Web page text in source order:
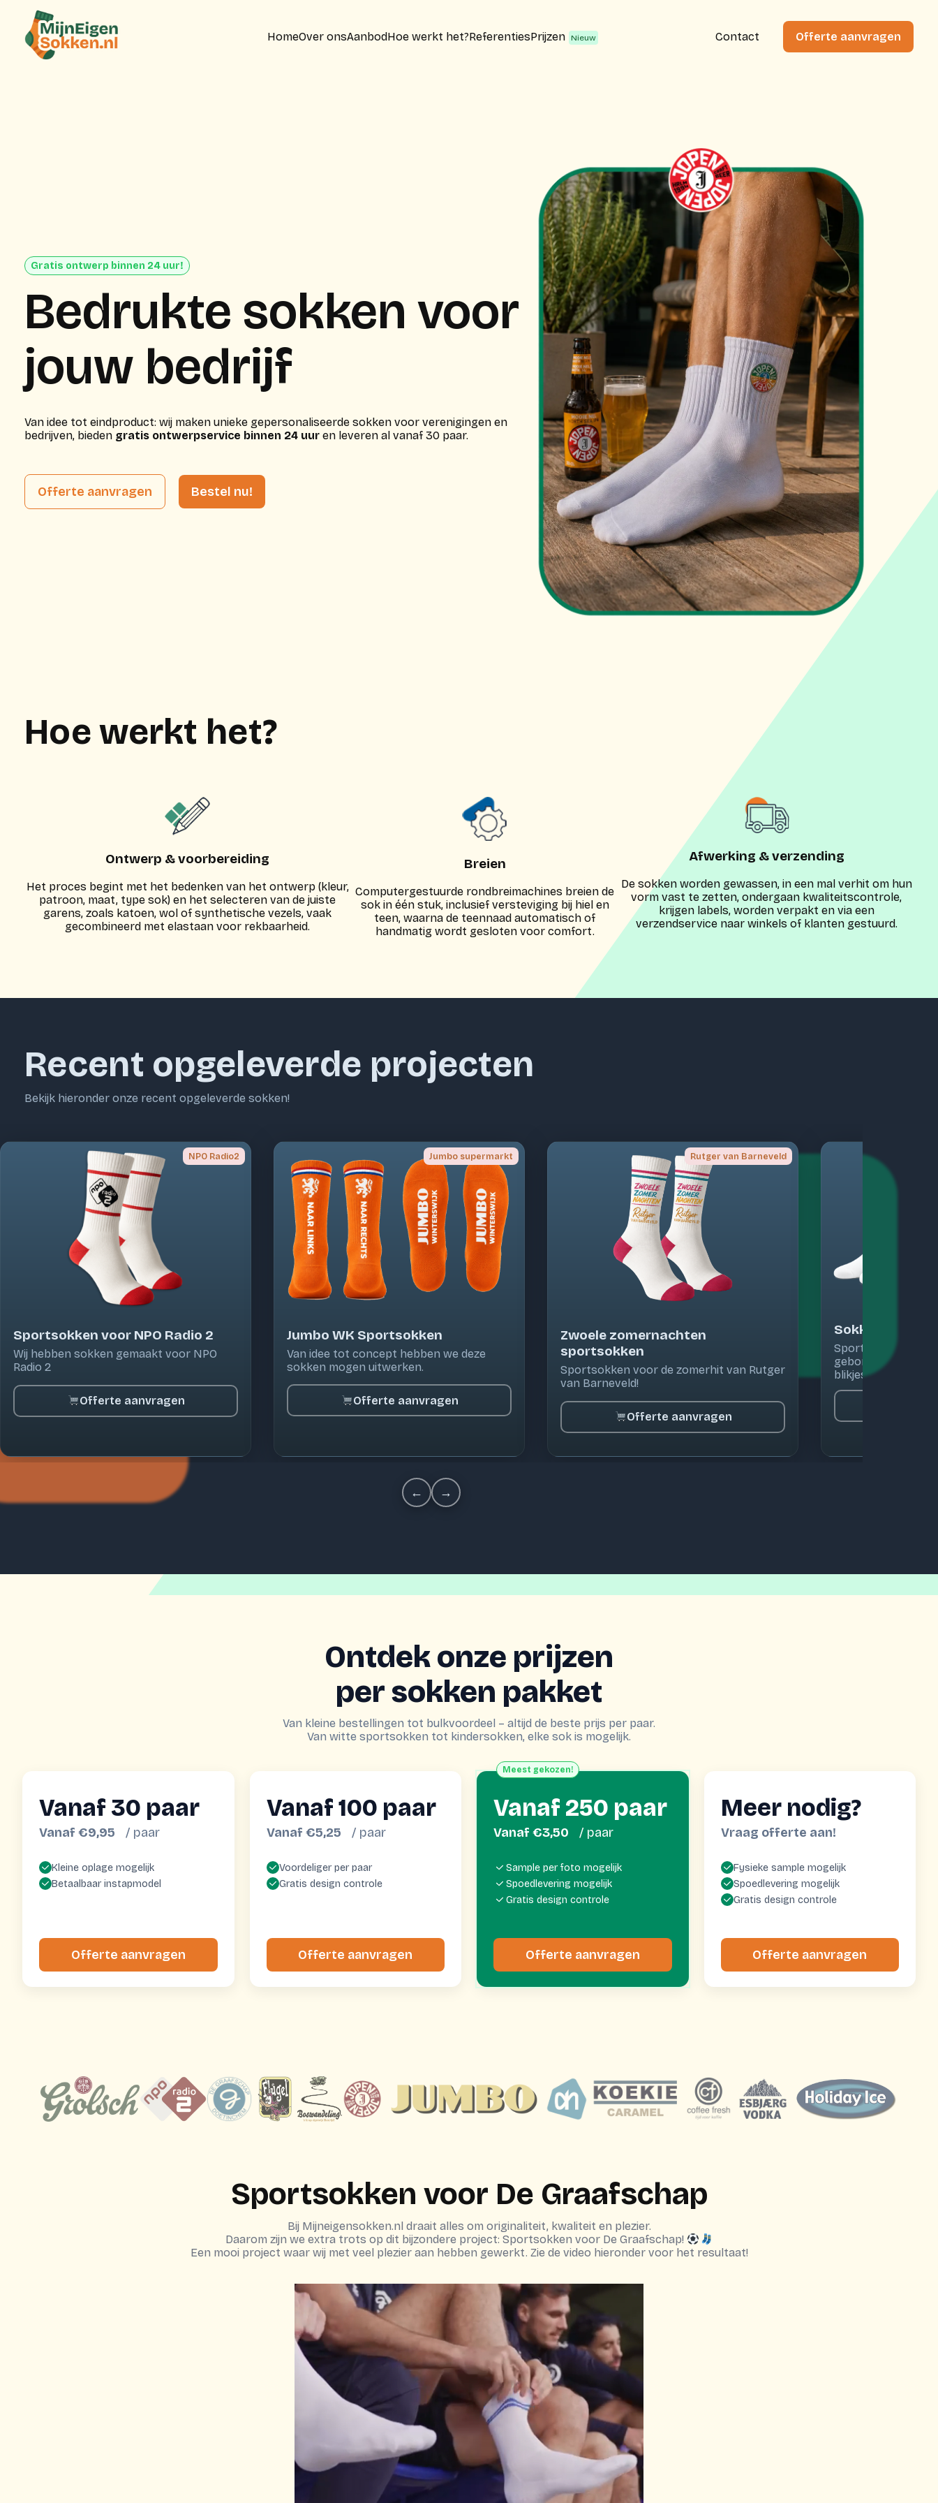
HomeOver onsAanbodHoe werkt het?ReferentiesPrijzen Contact Offerte aanvragen
Gratis ontwerp binnen 24 uur!
Bedrukte sokken voor
jouw bedrijf
Van idee tot eindproduct: wij maken unieke gepersonaliseerde sokken voor verenigingen en
bedrijven, bieden gratis ontwerpservice binnen 24 uur en leveren al vanaf 30 paar.
Offerte aanvragen Bestel nu!
Hoe werkt het?
Ontwerp & voorbereiding
Het proces begint met het bedenken van het ontwerp (kleur,
patroon, maat, type sok) en het selecteren van de juiste
garens, zoals katoen, wol of synthetische vezels, vaak
gecombineerd met elastaan voor rekbaarheid.
Breien
Computergestuurde rondbreimachines breien de
sok in één stuk, inclusief versteviging bij hiel en
teen, waarna de teennaad automatisch of
handmatig wordt gesloten voor comfort.
Afwerking & verzending
De sokken worden gewassen, in een mal verhit om hun
vorm vast te zetten, ondergaan kwaliteitscontrole,
krijgen labels, worden verpakt en via een
verzendservice naar winkels of klanten gestuurd.
Recent opgeleverde projecten
Bekijk hieronder onze recent opgeleverde sokken!
NPO Radio2
Sportsokken voor NPO Radio 2
Wij hebben sokken gemaakt voor NPO
Radio 2
Offerte aanvragen
Jumbo supermarkt
Jumbo WK Sportsokken
Van idee tot concept hebben we deze
sokken mogen uitwerken.
Offerte aanvragen
Rutger van Barneveld
Zwoele zomernachten
sportsokken
Sportsokken voor de zomerhit van Rutger
van Barneveld!
Offerte aanvragen
Sokken voor
Sportsokken met
geborduurd op de
blikjes bier
← →
Ontdek onze prijzen
per sokken pakket
Van kleine bestellingen tot bulkvoordeel – altijd de beste prijs per paar.
Van witte sportsokken tot kindersokken, elke sok is mogelijk.
Vanaf 30 paar
Vanaf €9,95 / paar
Kleine oplage mogelijk
Betaalbaar instapmodel
Offerte aanvragen
Vanaf 100 paar
Vanaf €5,25 / paar
Voordeliger per paar
Gratis design controle
Offerte aanvragen
Meest gekozen!
Vanaf 250 paar
Vanaf €3,50 / paar
Sample per foto mogelijk
Spoedlevering mogelijk
Gratis design controle
Offerte aanvragen
Meer nodig?
Vraag offerte aan!
Fysieke sample mogelijk
Spoedlevering mogelijk
Gratis design controle
Offerte aanvragen
Sportsokken voor De Graafschap
Bij Mijneigensokken.nl draait alles om originaliteit, kwaliteit en plezier.
Daarom zijn we extra trots op dit bijzondere project: Sportsokken voor De Graafschap!
Een mooi project waar wij met veel plezier aan hebben gewerkt. Zie de video hieronder voor het resultaat!